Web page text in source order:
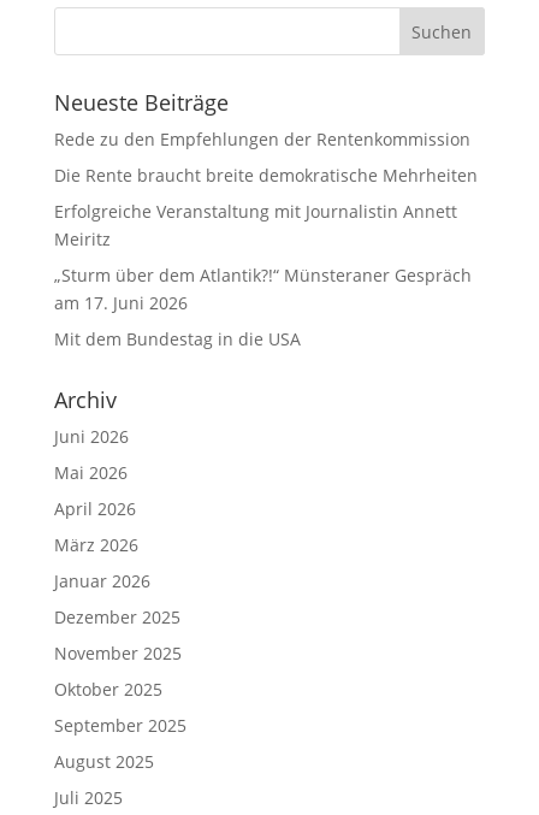
Neueste Beiträge
Rede zu den Empfehlungen der Rentenkommission
Die Rente braucht breite demokratische Mehrheiten
Erfolgreiche Veranstaltung mit Journalistin Annett
Meiritz
„Sturm über dem Atlantik?!“ Münsteraner Gespräch
am 17. Juni 2026
Mit dem Bundestag in die USA
Archiv
Juni 2026
Mai 2026
April 2026
März 2026
Januar 2026
Dezember 2025
November 2025
Oktober 2025
September 2025
August 2025
Juli 2025